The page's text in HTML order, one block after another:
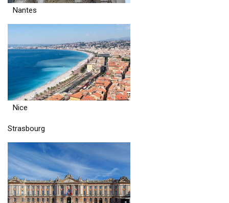
Nantes
Nice
Strasbourg